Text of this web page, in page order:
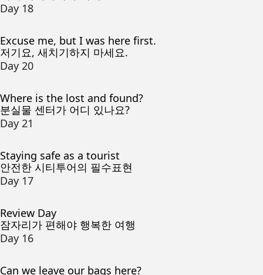
Day 18
Excuse me, but I was here first.
저기요, 새치기하지 마세요.
Day 20
Where is the lost and found?
분실물 센터가 어디 있나요?
Day 21
Staying safe as a tourist
안전한 시티투어의 필수표현
Day 17
Review Day
잠자리가 편해야 행복한 여행
Day 16
Can we leave our bags here?